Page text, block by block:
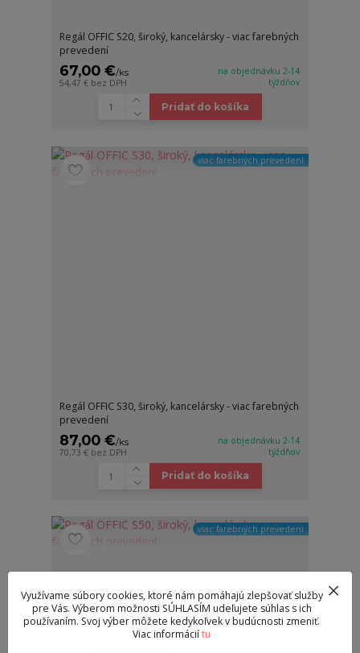
Regál OFFIC S20, široký, kancelársky - viac farebných
prevedení
67,00 €/ks
54,47 € bez DPH
na objednávku 2-14
týždňov
Pridať do košíka
viac farebných prevedení
Regál OFFIC S30, široký, kancelársky - viac farebných
prevedení
87,00 €/ks
70,73 € bez DPH
na objednávku 2-14
týždňov
Pridať do košíka
viac farebných prevedení
Využívame súbory cookies, ktoré nám pomáhajú zlepšovať služby
pre Vás. Výberom možnosti SÚHLASÍM udeľujete súhlas s ich
používaním. Svoj výber môžete kedykoľvek v budúcnosti zmeniť.
Viac informáciítu